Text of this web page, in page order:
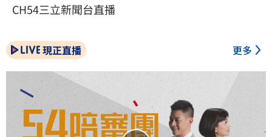
CH54三立新聞台直播
現正直播 更多